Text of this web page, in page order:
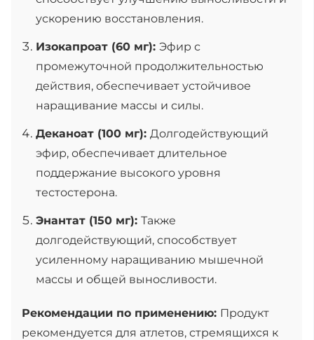
ускорению восстановления.
Изокапроат (60 мг): Эфир с
промежуточной продолжительностью
действия, обеспечивает устойчивое
наращивание массы и силы.
Деканоат (100 мг): Долгодействующий
эфир, обеспечивает длительное
поддержание высокого уровня
тестостерона.
Энантат (150 мг): Также
долгодействующий, способствует
усиленному наращиванию мышечной
массы и общей выносливости.
Рекомендации по применению: Продукт
рекомендуется для атлетов, стремящихся к